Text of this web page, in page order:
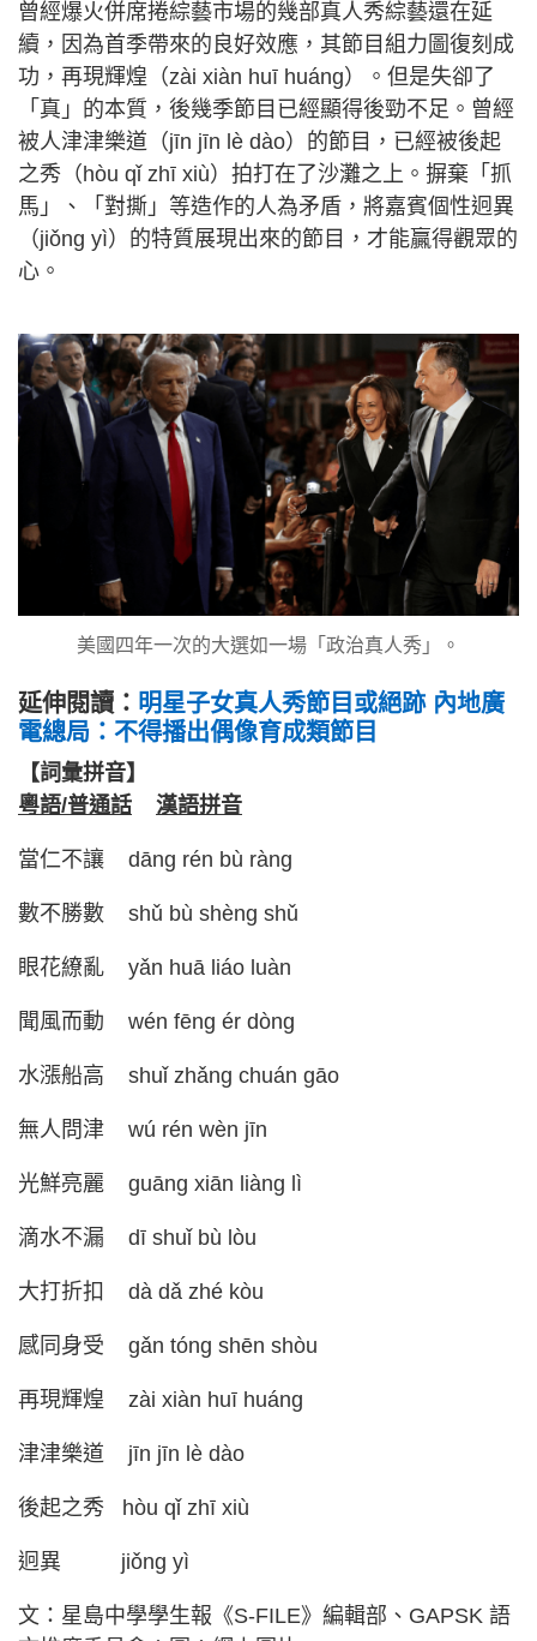
曾經爆火併席捲綜藝市場的幾部真人秀綜藝還在延
續，因為首季帶來的良好效應，其節目組力圖復刻成
功，再現輝煌（zài xiàn huī huáng）。但是失卻了
「真」的本質，後幾季節目已經顯得後勁不足。曾經
被人津津樂道（jīn jīn lè dào）的節目，已經被後起
之秀（hòu qǐ zhī xiù）拍打在了沙灘之上。摒棄「抓
馬」、「對撕」等造作的人為矛盾，將嘉賓個性迥異
（jiǒng yì）的特質展現出來的節目，才能贏得觀眾的
心。
美國四年一次的大選如一場「政治真人秀」。
延伸閱讀： 明星子女真人秀節目或絕跡 內地廣
電總局：不得播出偶像育成類節目
【詞彙拼音】
粵語/普通話
漢語拼音
當仁不讓 dāng rén bù ràng
數不勝數 shǔ bù shèng shǔ
眼花繚亂 yǎn huā liáo luàn
聞風而動 wén fēng ér dòng
水漲船高 shuǐ zhǎng chuán gāo
無人問津 wú rén wèn jīn
光鮮亮麗 guāng xiān liàng lì
滴水不漏 dī shuǐ bù lòu
大打折扣 dà dǎ zhé kòu
感同身受 gǎn tóng shēn shòu
再現輝煌 zài xiàn huī huáng
津津樂道 jīn jīn lè dào
後起之秀 hòu qǐ zhī xiù
迥異 jiǒng yì
文：星島中學學生報《S-FILE》編輯部、GAPSK 語